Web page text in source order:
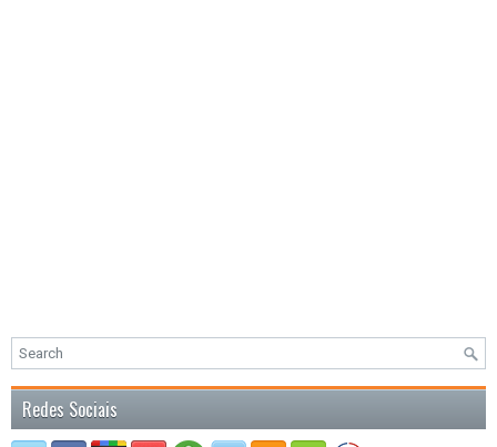
Redes Sociais